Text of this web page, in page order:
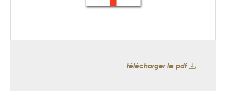
télécharger le pdf